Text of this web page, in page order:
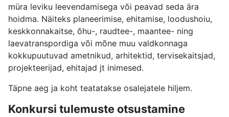
müra leviku leevendamisega või peavad seda ära
hoidma. Näiteks planeerimise, ehitamise, loodushoiu,
keskkonnakaitse, õhu-, raudtee-, maantee- ning
laevatranspordiga või mõne muu valdkonnaga
kokkupuutuvad ametnikud, arhitektid, tervisekaitsjad,
projekteerijad, ehitajad jt inimesed.
Täpne aeg ja koht teatatakse osalejatele hiljem.
Konkursi tulemuste otsustamine